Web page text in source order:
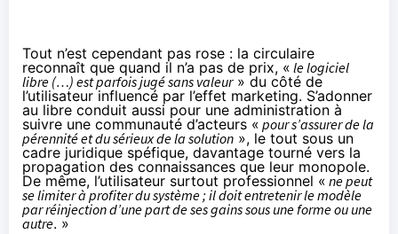
Tout n’est cependant pas rose : la circulaire
reconnaît que quand il n’a pas de prix, « le logiciel
libre (…) est parfois jugé sans valeur» du côté de
l’utilisateur influencé par l’effet marketing. S’adonner
au libre conduit aussi pour une administration à
suivre une communauté d’acteurs « pour s’assurer de la
pérennité et du sérieux de la solution », le tout sous un
cadre juridique spéfique, davantage tourné vers la
propagation des connaissances que leur monopole.
De même, l’utilisateur surtout professionnel « ne peut
se limiter à profiter du système ; il doit entretenir le modèle
par réinjection d’une part de ses gains sous une forme ou une
autre. »